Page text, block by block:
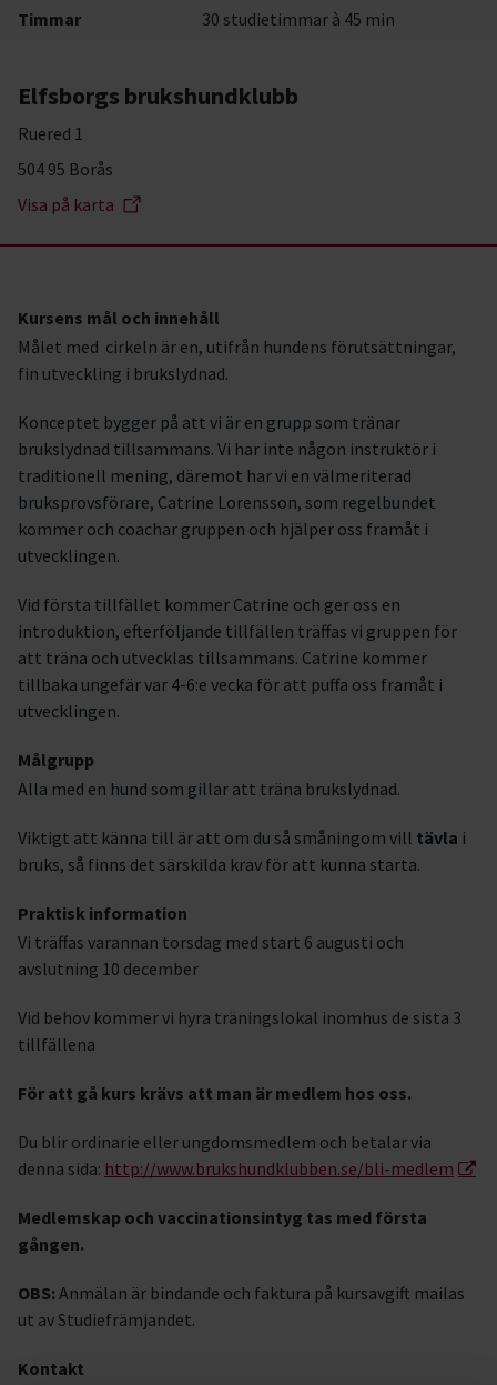
Timmar 30 studietimmar à 45 min
Elfsborgs brukshundklubb
Ruered 1
504 95 Borås
Visa på karta
Kursens mål och innehåll
Målet med cirkeln är en, utifrån hundens förutsättningar,
fin utveckling i brukslydnad.
Konceptet bygger på att vi är en grupp som tränar
brukslydnad tillsammans. Vi har inte någon instruktör i
traditionell mening, däremot har vi en välmeriterad
bruksprovsförare, Catrine Lorensson, som regelbundet
kommer och coachar gruppen och hjälper oss framåt i
utvecklingen.
Vid första tillfället kommer Catrine och ger oss en
introduktion, efterföljande tillfällen träffas vi gruppen för
att träna och utvecklas tillsammans. Catrine kommer
tillbaka ungefär var 4-6:e vecka för att puffa oss framåt i
utvecklingen.
Målgrupp
Alla med en hund som gillar att träna brukslydnad.
Viktigt att känna till är att om du så småningom vill tävla i
bruks, så finns det särskilda krav för att kunna starta.
Praktisk information
Vi träffas varannan torsdag med start 6 augusti och
avslutning 10 december
Vid behov kommer vi hyra träningslokal inomhus de sista 3
tillfällena
För att gå kurs krävs att man är medlem hos oss.
Du blir ordinarie eller ungdomsmedlem och betalar via
denna sida: http://www.brukshundklubben.se/bli-medlem
Medlemskap och vaccinationsintyg tas med första
gången.
OBS: Anmälan är bindande och faktura på kursavgift mailas
ut av Studiefrämjandet.
Kontakt